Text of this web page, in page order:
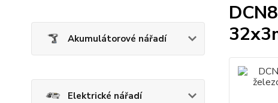
Akumulátorové nářadí
Elektrické nářadí